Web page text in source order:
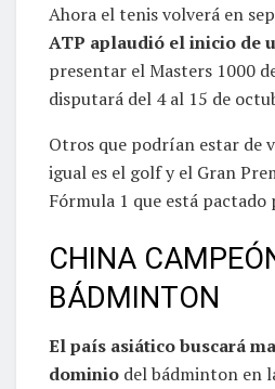
Ahora el tenis volverá en
ATP aplaudió el inicio de
presentar el Masters 1000
disputará del 4 al 15 de
Otros que podrían estar de
igual es el golf y el Gran
Fórmula 1 que está
CHINA
BÁDMINTON
El país asiático buscará
dominio del bádminton en